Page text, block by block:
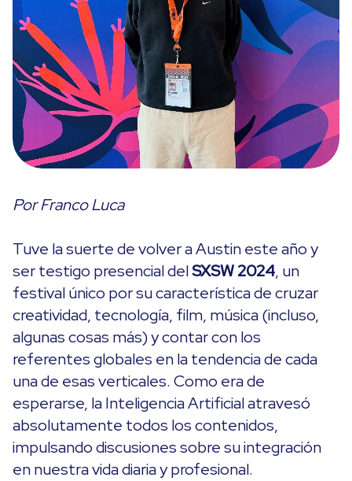
Por Franco Luca
Tuve la suerte de volver a Austin este año y
ser testigo presencial delSXSW 2024, un
festival único por su característica de cruzar
creatividad, tecnología, film, música (incluso,
algunas cosas más) y contar con los
referentes globales en la tendencia de cada
una de esas verticales. Como era de
esperarse, la Inteligencia Artificial atravesó
absolutamente todos los contenidos,
impulsando discusiones sobre su integración
en nuestra vida diaria y profesional.